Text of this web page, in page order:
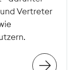
Vertreter